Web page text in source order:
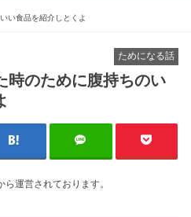
い食品を紹介しとくよ
ためになる話
時のために腹持ちのい
運営されております。